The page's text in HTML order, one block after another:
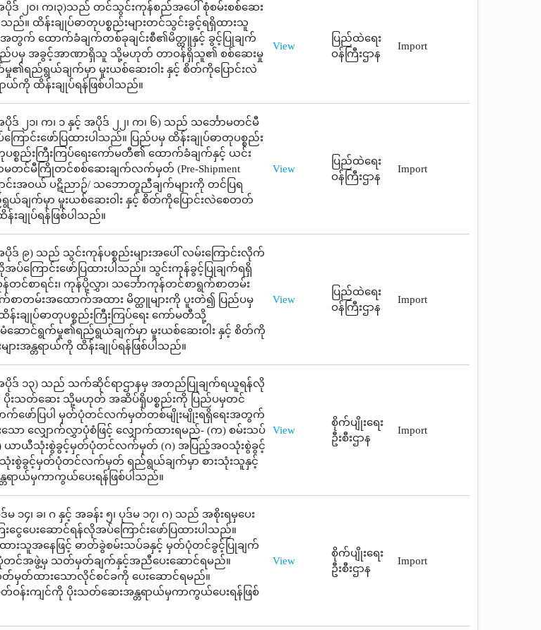
ဒ် ၂၀၊ က၊၃)သည် တင်သွင်းကုန်စည်အပေါ် စုံစမ်းစစ်ဆေး
ည်။ ထိန်းချုပ်ဓာတုပစ္စည်းများတင်သွင်းခွင့်ရရှိထားသူ
အတွက် ထောက်ခံချက်တစ်ခုချင်းစီ၏မိတ္ထူနှင့် ခွင့်ပြုချက်
ြည်ပမှ အခွင့်အာဏာရှိသူ သို့မဟုတ် တာဝန်ရှိသူ၏ စစ်ဆေးမှု
ရည်ရွယ်ချက်မှာ မူးယစ်ဆေးဝါး နှင့် စိတ်ကိုပြောင်းလဲ
ာယ်ကို ထိန်းချုပ်ရန်ဖြစ်ပါသည်။
View
ပြည်ထဲရေး
ဝန်ကြီးဌာန
Import
ဒ် ၂၁၊ က၊ ၁ နှင့် အပိုဒ် ၂၂၊ က၊ ၆) သည် သင်္ဘောမတင်မီ
ာင်းဖော်ပြထားပါသည်။ ပြည်ပမှ ထိန်းချုပ်ဓာတုပစ္စည်း
စည်းကြီးကြပ်ရေးကော်မတီ၏ ထောက်ခံချက်နှင့် ယင်း
င်မီကြိုတင်စစ်ဆေးချက်လက်မှတ် (Pre-Shipment
ရောင်းအဝယ် ပဋိညာဉ်/ သဘောတူညီချက်များကို တင်ပြရ
ျက်မှာ မူးယစ်ဆေးဝါး နှင့် စိတ်ကိုပြောင်းလဲစေတတ်
န်းချုပ်ရန်ဖြစ်ပါသည်။
View
ပြည်ထဲရေး
ဝန်ကြီးဌာန
Import
ဒ် ၉) သည် သွင်းကုန်ပစ္စည်းများအပေါ် လမ်းကြောင်းလိုက်
ပ်ကြောင်းဖော်ပြထားပါသည်။ သွင်းကုန်ခွင့်ပြုချက်ရရှိ
တင်စာရင်း၊ ကုန်ပို့လွှာ၊ သင်္ဘောကုန်တင်စာရွက်စာတမ်း
က်စာတမ်းအထောက်အထား မိတ္ထူများကို ပူးတဲ၍ ပြည်ပမှ
းချုပ်ဓာတုပစ္စည်းကြီးကြပ်ရေး ကော်မတီသို့
ဆောင်ရွက်မှု၏ရည်ရွယ်ချက်မှာ မူးယစ်ဆေးဝါး နှင့် စိတ်ကို
ျားအန္တရာယ်ကို ထိန်းချုပ်ရန်ဖြစ်ပါသည်။
View
ပြည်ထဲရေး
ဝန်ကြီးဌာန
Import
ပိုဒ် ၁၃) သည် သက်ဆိုင်ရာဌာနမှ အတည်ပြုချက်ရယူရန်လို
။ ပိုးသတ်ဆေး သို့မဟုတ် အဆိပ်ရှိပစ္စည်းကို ပြည်ပမှတင်
ဖော်ပြပါ မှတ်ပုံတင်လက်မှတ်တစ်မျိုးမျိုးရရှိရေးအတွက်
လျှောက်လွှာပုံစံဖြင့် လျှောက်ထားရမည်- (က) စမ်းသပ်
ာယီသုံးစွဲခွင့်မှတ်ပုံတင်လက်မှတ် (ဂ) အပြည့်အဝသုံးစွဲခွင့်
ခွင့်မှတ်ပုံတင်လက်မှတ် ရည်ရွယ်ချက်မှာ စားသုံးသူနှင့်
ရာယ်မှကာကွယ်ပေးရန်ဖြစ်ပါသည်။
View
စိုက်ပျိုးရေး
ဦးစီးဌာန
Import
၁၄၊ ခ၊ ဂ နှင့် အခန်း ၅၊ ပုဒ်မ ၁၇၊ ဂ) သည် အစိုးရမှပေး
ငွေပေးဆောင်ရန်လိုအပ်ကြောင်းဖော်ပြထားပါသည်။
းသူအနေဖြင့် ဓာတ်ခွဲစမ်းသပ်ခနှင့် မှတ်ပုံတင်ခွင့်ပြုချက်
င်အဖွဲ့မှ သတ်မှတ်ချက်နှင့်အညီပေးဆောင်ရမည်။
တ်ထားသောလိုင်စင်ခကို ပေးဆောင်ရမည်။
ဝန်းကျင်ကို ပိုးသတ်ဆေးအန္တရာယ်မှကာကွယ်ပေးရန်ဖြစ်
View
စိုက်ပျိုးရေး
ဦးစီးဌာန
Import